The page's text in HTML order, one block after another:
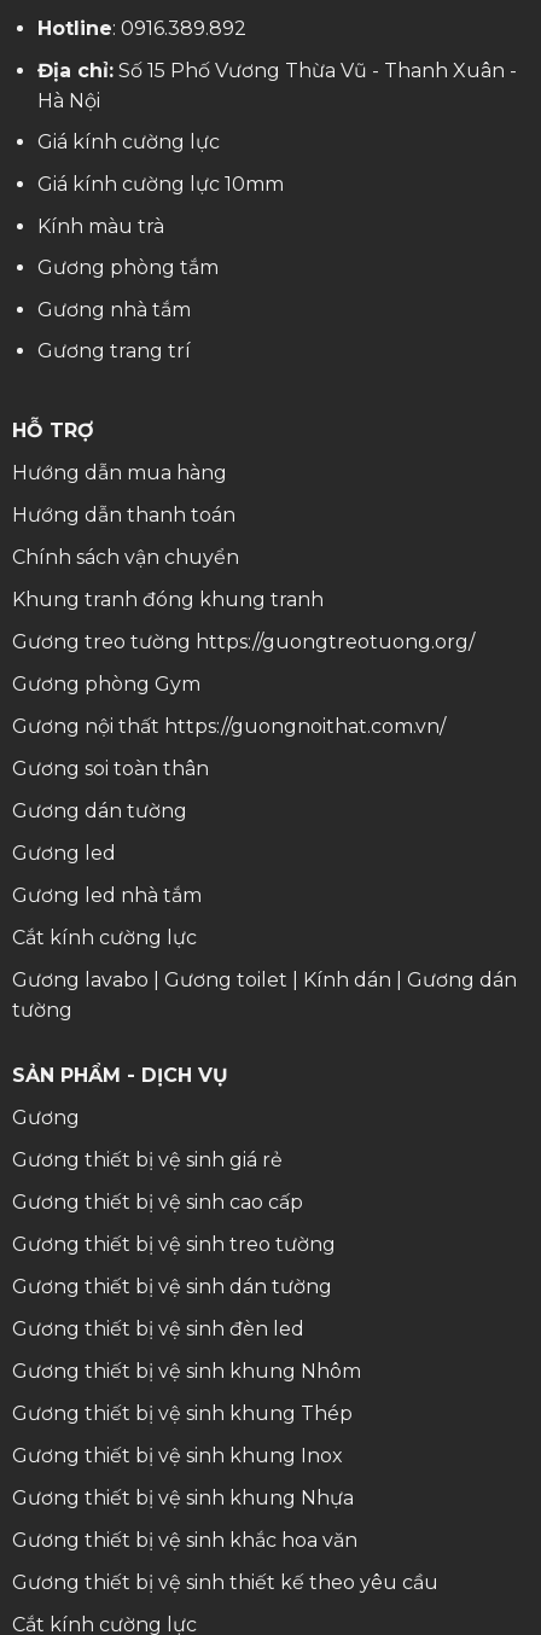
Hotline: 0916.389.892
Địa chỉ:Số 15 Phố Vương Thừa Vũ - Thanh Xuân -
Hà Nội
Giá kính cường lực
Giá kính cường lực 10mm
Kính màu trà
Gương phòng tắm
Gương nhà tắm
Gương trang trí
HỖ TRỢ
Hướng dẫn mua hàng
Hướng dẫn thanh toán
Chính sách vận chuyển
Khung tranh đóng khung tranh
Gương treo tường https://guongtreotuong.org/
Gương phòng Gym
Gương nội thất https://guongnoithat.com.vn/
Gương soi toàn thân
Gương dán tường
Gương led
Gương led nhà tắm
Cắt kính cường lực
Gương lavabo
Gương toilet Kính dán
Gương dán
tường
SẢN PHẨM - DỊCH VỤ
Gương
Gương thiết bị vệ sinh giá rẻ
Gương thiết bị vệ sinh cao cấp
Gương thiết bị vệ sinh treo tường
Gương thiết bị vệ sinh dán tường
Gương thiết bị vệ sinh đèn led
Gương thiết bị vệ sinh khung Nhôm
Gương thiết bị vệ sinh khung Thép
Gương thiết bị vệ sinh khung Inox
Gương thiết bị vệ sinh khung Nhựa
Gương thiết bị vệ sinh khắc hoa văn
Gương thiết bị vệ sinh thiết kế theo yêu cầu
Cắt kính cường lực